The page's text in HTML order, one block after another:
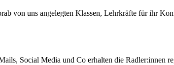
von uns angelegten Klassen, Lehrkräfte für ihr
Social Media und Co erhalten die Radler:innen